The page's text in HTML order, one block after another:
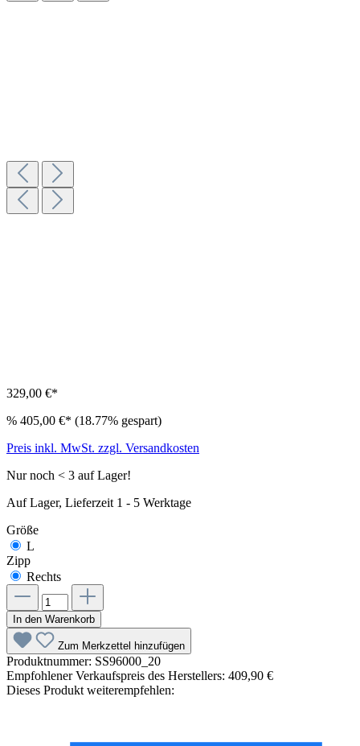
329,00 €*
% 405,00 €* (18.77% gespart)
Preis inkl. MwSt. zzgl. Versandkosten
Nur noch < 3 auf Lager!
Auf Lager, Lieferzeit 1 - 5 Werktage
Größe
L
Zipp
Rechts
In den Warenkorb
Zum Merkzettel hinzufügen
Produktnummer: SS96000_20
Empfohlener Verkaufspreis des Herstellers: 409,90 €
Dieses Produkt weiterempfehlen: